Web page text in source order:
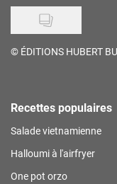
© ÉDITIONS HUBERT
Recettes populaires
Salade vietnamienne
Halloumi à l'airfryer
One pot orzo